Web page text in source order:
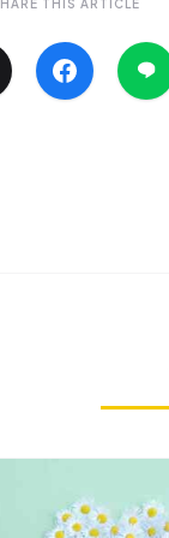
THIS ARTICLE